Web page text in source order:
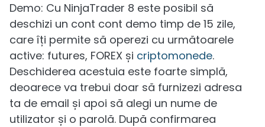
Demo: Cu NinjaTrader 8 este posibil să
deschizi un cont cont demo timp de 15 zile,
care îți permite să operezi cu următoarele
active: futures, FOREX și criptomonede.
Deschiderea acestuia este foarte simplă,
deoarece va trebui doar să furnizezi adresa
ta de email și apoi să alegi un nume de
utilizator și o parolă. După confirmarea